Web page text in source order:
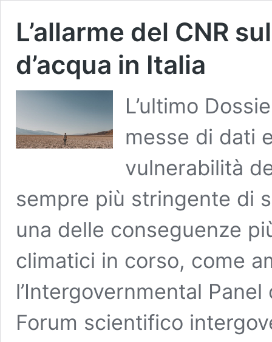
L’allarme del CNR
d’acqua in Italia
L’ultimo
messe di dati
vulnerabilità
sempre più stringente di
una delle conseguenze
climatici in corso, come
l’Intergovernmental
Forum scientifico